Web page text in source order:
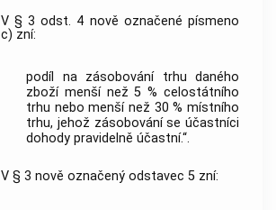
V § 3 odst. 4 nově označené písmeno
c) zní:
podíl na zásobování trhu daného
zboží menší než 5 % celostátního
trhu nebo menší než 30 % místního
trhu, jehož zásobování se účastníci
dohody pravidelně účastní.“.
V § 3 nově označený odstavec 5 zní: